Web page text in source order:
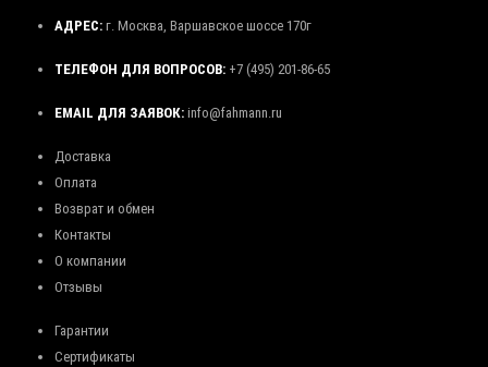
АДРЕС: г. Москва, Варшавское шоссе 170г
ТЕЛЕФОН ДЛЯ ВОПРОСОВ: +7 (495) 201-86-65
EMAIL ДЛЯ ЗАЯВОК: info@fahmann.ru
Доставка
Оплата
Возврат и обмен
Контакты
О компании
Отзывы
Гарантии
Сертификаты